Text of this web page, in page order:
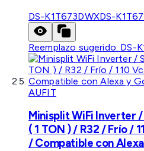
DS-K1T673DWXDS-
Reemplazo sugerido: DS-
AUFIT
Minisplit WiFi Inverter /
( 1 TON ) / R32 / Frío /
/ Compatible con